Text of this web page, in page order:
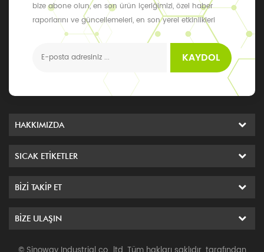
bize abone olun, en son ürün içeriğimizi, özel haber
raporlarını ve güncellemeleri, en son yerel etkinlikleri
alabilirsiniz
KAYDOL
HAKKIMIZDA
SICAK ETIKETLER
BIZI TAKIP ET
BIZE ULAŞIN